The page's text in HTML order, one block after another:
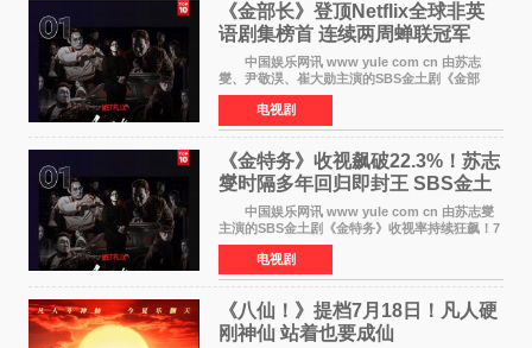
《金部长》登顶Netflix全球非英
语剧集榜首 连续两周蝉联冠军
中国娱乐网讯 www yule com cn 由苏志
燮、尹敬淏、崔大勋主演的SBS金土剧《金部
长》持续席卷全球，收获海内外观众热烈反
响。 15日，据Netflix官方排行榜网站Tudum
公布的数据，SBS金土剧《
电视剧
《金特务》收视飙破22.3%！苏志
燮时隔多年回归即封王 SBS金土
剧新纪录诞生
中国娱乐网讯 www yule com cn 由苏志燮
主演的SBS金土剧《金特务》收视率持续狂飙！7
月11日播出的第6集全国平均收视率高达22 3%，
瞬间最高更冲上26 4%，不仅再度刷新自身纪
录，更稳坐同时段
电视剧
《八仙！》提档7月18日！凡人硬
刚神仙 站着也要成仙